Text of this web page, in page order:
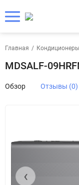
Главная / Кондиционеры
MDSALF-
Обзор Отзывы (0)
‹